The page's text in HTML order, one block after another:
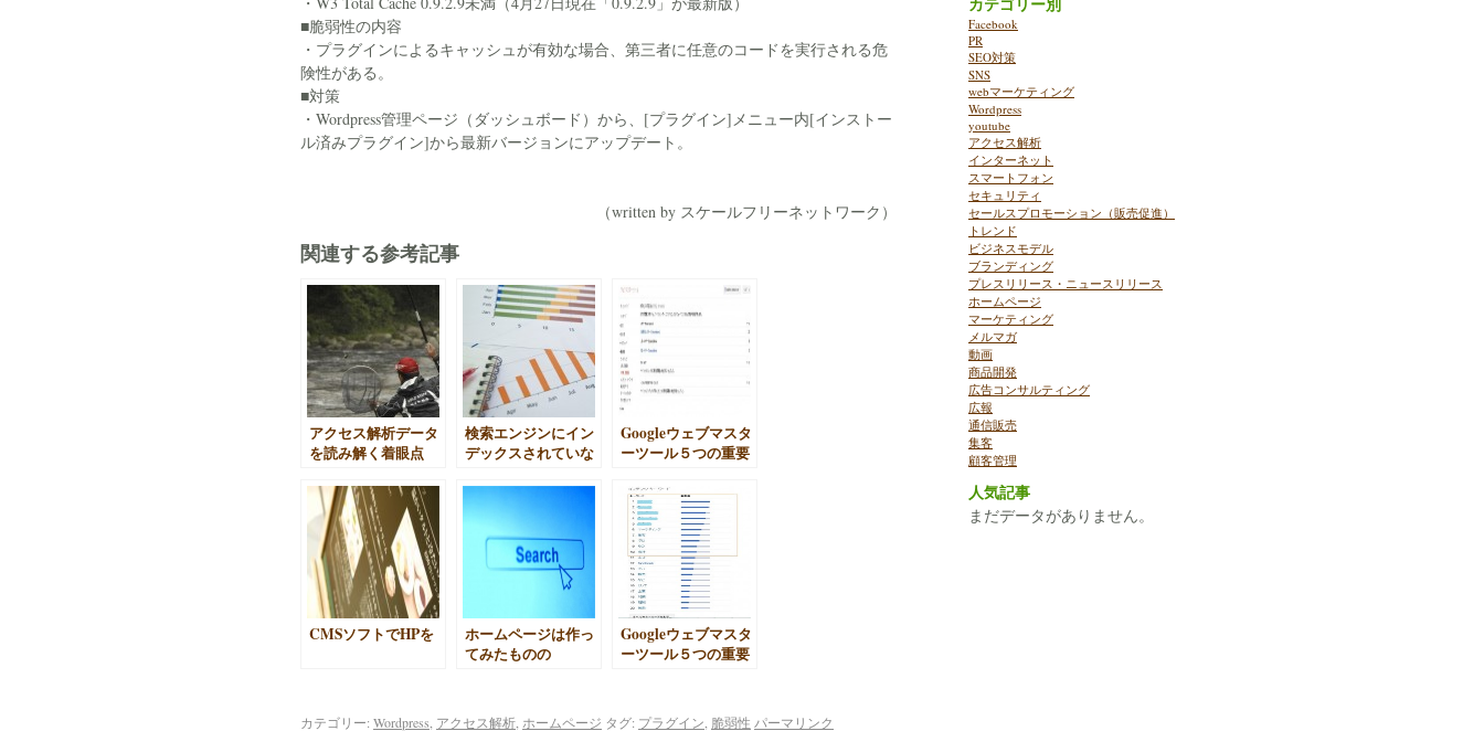
Facebook
PR
SEO対策
SNS
webマーケティング
Wordpress
youtube
アクセス解析
インターネット
スマートフォン
セキュリティ
セールスプロモーション（販売促進）
トレンド
ビジネスモデル
ブランディング
プレスリリース・ニュースリリース
ホームページ
マーケティング
メルマガ
動画
商品開発
広告コンサルティング
広報
通信販売
集客
顧客管理
人気記事
まだデータがありません。
■脆弱性の内容
・プラグインによるキャッシュが有効な場合、第三者に任意のコードを実行される危
険性がある。
■対策
・Wordpress管理ページ（ダッシュボード）から、[プラグイン]メニュー内[インストー
ル済みプラグイン]から最新バージョンにアップデート。
（written by スケールフリーネットワーク）
関連する参考記事
アクセス解析データ
を読み解く着眼点
検索エンジンにイン
デックスされていな
法（wordpressサイ
ト向け）
Googleウェブマスタ
ーツール５つの重要
編）
CMSソフトでHPを
ホームページは作っ
てみたものの
Googleウェブマスタ
ーツール５つの重要
カテゴリー: Wordpress アクセス解析 ホームページ タグ: プラグイン 脆弱性 パーマリンク